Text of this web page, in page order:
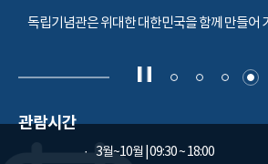
독립기념관은 위대한 대한민국을 함께 만들어
관람시간
3월~10월 | 09:30 ~ 18:00